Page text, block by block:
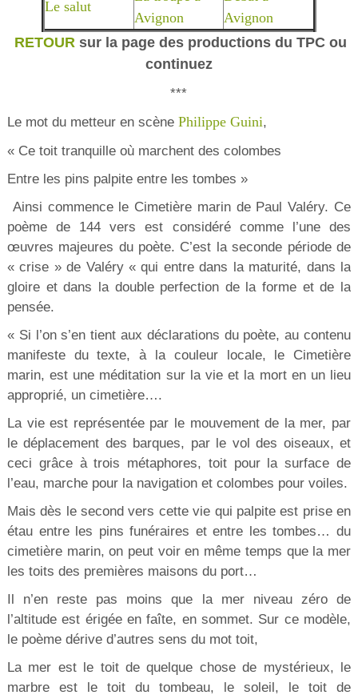
Le salut
Avignon
Avignon
RETOUR sur la page des productions du TPC ou
continuez
***
Le mot du metteur en scène Philippe Guini,
« Ce toit tranquille où marchent des colombes
Entre les pins palpite entre les tombes »
Ainsi commence le Cimetière marin de Paul Valéry. Ce
poème de 144 vers est considéré comme l’une des
œuvres majeures du poète. C’est la seconde période de
« crise » de Valéry « qui entre dans la maturité, dans la
gloire et dans la double perfection de la forme et de la
pensée.
« Si l’on s’en tient aux déclarations du poète, au contenu
manifeste du texte, à la couleur locale, le Cimetière
marin, est une méditation sur la vie et la mort en un lieu
approprié, un cimetière….
La vie est représentée par le mouvement de la mer, par
le déplacement des barques, par le vol des oiseaux, et
ceci grâce à trois métaphores, toit pour la surface de
l’eau, marche pour la navigation et colombes pour voiles.
Mais dès le second vers cette vie qui palpite est prise en
étau entre les pins funéraires et entre les tombes… du
cimetière marin, on peut voir en même temps que la mer
les toits des premières maisons du port…
Il n’en reste pas moins que la mer niveau zéro de
l’altitude est érigée en faîte, en sommet. Sur ce modèle,
le poème dérive d’autres sens du mot toit,
La mer est le toit de quelque chose de mystérieux, le
marbre est le toit du tombeau, le soleil, le toit de